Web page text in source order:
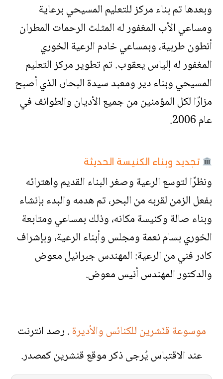
وبعدها تم بناء مركز للتعليم المسيحي برعاية
ومساعي الأب المغفور له المثلث الرحمات المطران
أنطون طربية، وبمساعي خادم الرعية الخوري
المغفور له إلياس يعقوب. تم تطوير مركز التعليم
المسيحي وبناء دير ومعبد سيدة البحار، الذي أصبح
مزارًا لكل المؤمنين من جميع الأديان والطوائف في
عام 2006.
تجديد وبناء الكنيسة الحديثة
ونظرًا لتوسع الرعية وصغر البناء القديم واهترائه
بفعل الزمن لقربه من البحر، تم هدمه والبدء بإنشاء
وبناء صالة وكنيسة مكانه، وذلك بمساعي ومتابعة
الخوري بسام نعمة ومجلس وأبناء الرعية، وبإشراف
كادر فني من الرعية: المهندس جبرائيل معوض
والدكتور المهندس أنيس معوض.
موسوعة قنّشرين للكنائس والأديرة. رصد انترنت
عند الاقتباس يُرجى ذكر موقع قنشرين كمصدر.